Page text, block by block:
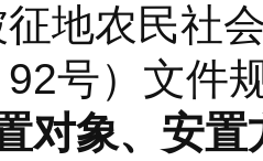
地农民社
92号）文件
对象、安